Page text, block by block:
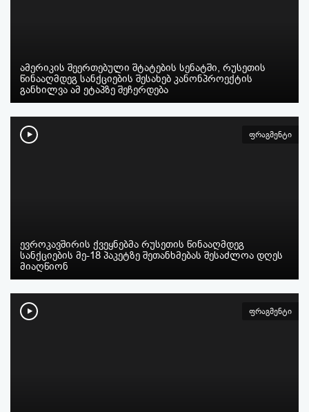
ამერიკის შეერთებული შტატების სენატში, რუსეთის
წინააღმდეგ სანქციების შესახებ კანონპროექტის
განხილვა ამ ეტაპზე შეჩერდება
ფრაგმენტი
ევროკავშირის ქვეყნებმა რუსეთის წინააღმდეგ
სანქციების მე-18 პაკეტზე შეთანხმებას შესაძლოა დღეს
მიაღწიონ
ფრაგმენტი